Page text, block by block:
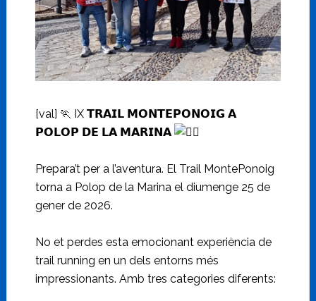
[val] 🏃‍ IX 𝗧𝗥𝗔𝗜𝗟 𝗠𝗢𝗡𝗧𝗘𝗣𝗢𝗡𝗢𝗜𝗚 𝗔
𝗣𝗢𝗟𝗢𝗣 𝗗𝗘 𝗟𝗔 𝗠𝗔𝗥𝗜𝗡𝗔
Prepara’t per a l’aventura. El Trail MontePonoig
torna a Polop de la Marina el diumenge 25 de
gener de 2026.
No et perdes esta emocionant experiència de
trail running en un dels entorns més
impressionants. Amb tres categories diferents: